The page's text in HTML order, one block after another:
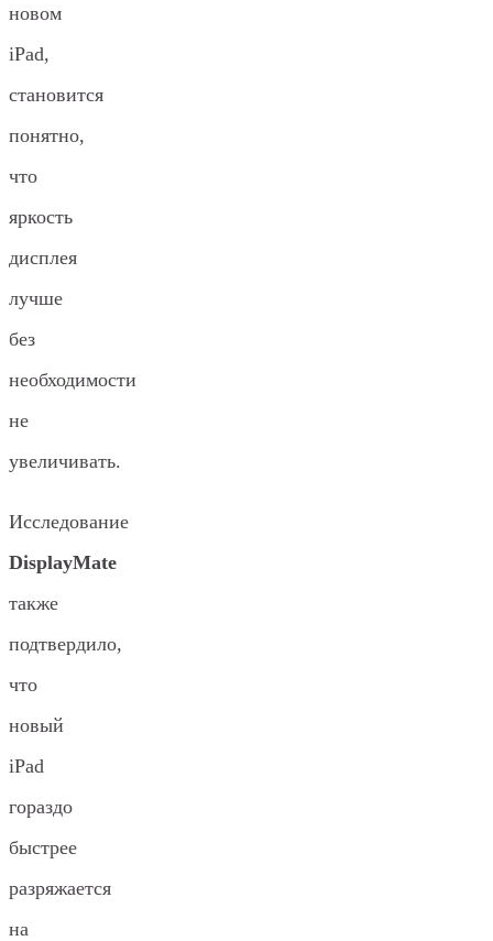
новом
iPad,
становится
понятно,
что
яркость
дисплея
лучше
без
необходимости
не
увеличивать.
Исследование
DisplayMate
также
подтвердило,
что
новый
iPad
гораздо
быстрее
разряжается
на